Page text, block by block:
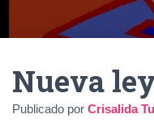
Nueva
Publicado por Crisalida